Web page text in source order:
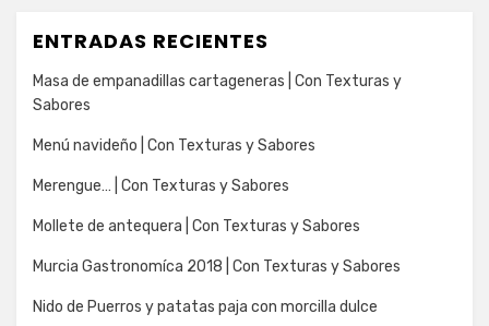
ENTRADAS RECIENTES
Masa de empanadillas cartageneras | Con Texturas y
Sabores
Menú navideño | Con Texturas y Sabores
Merengue… | Con Texturas y Sabores
Mollete de antequera | Con Texturas y Sabores
Murcia Gastronomíca 2018 | Con Texturas y Sabores
Nido de Puerros y patatas paja con morcilla dulce